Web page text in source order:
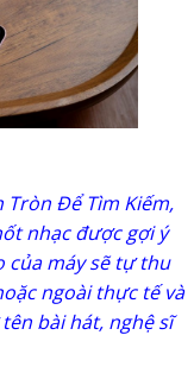
Để Tìm Kiếm,
nhạc được gợi ý
của máy sẽ tự thu
ngoài thực tế và
bài hát, nghệ sĩ